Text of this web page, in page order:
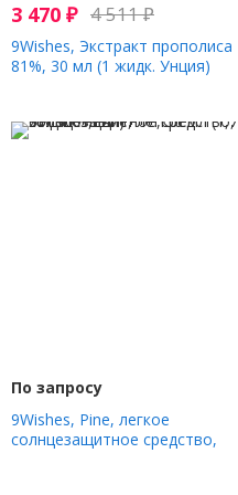
3 470 ₽ 4 511₽
9Wishes, Экстракт прополиса
81%, 30 мл (1 жидк. Унция)
По запросу
9Wishes, Pine, легкое
солнцезащитное средство,